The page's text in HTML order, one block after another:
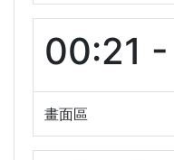
00:21
畫面區